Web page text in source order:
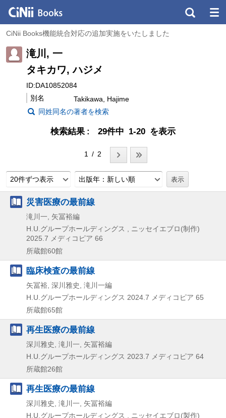
CiNii Books機能統合対応の追加実施をいたしました
滝川, 一
タキカワ, ハジメ
ID:DA10852084
別名
Takikawa, Hajime
同姓同名の著者を検索
検索結果 29件中 1-20 を表示
1 / 2
20件ずつ表示 出版年：新しい順
災害医療の最前線
滝川一, 矢冨裕編
H.U.グループホールディングス , ニッセイエブロ(制作)
2025.7 メディコピア 66
所蔵館60館
臨床検査の最前線
矢冨裕, 深川雅史, 滝川一編
H.U.グループホールディングス 2024.7 メディコピア 65
所蔵館65館
再生医療の最前線
深川雅史, 滝川一, 矢冨裕編
H.U.グループホールディングス 2023.7 メディコピア 64
所蔵館26館
再生医療の最前線
深川雅史, 滝川一, 矢冨裕編
H.U.グループホールディングス , ニッセイエブロ(製作)